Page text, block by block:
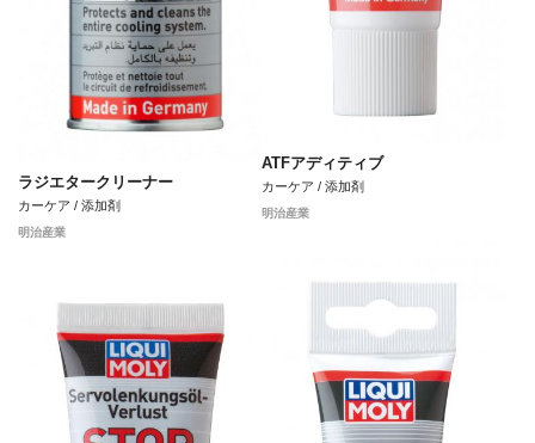
ラジエタークリーナー
カーケア / 添加剤
明治産業
ATFアディティブ
カーケア / 添加剤
明治産業